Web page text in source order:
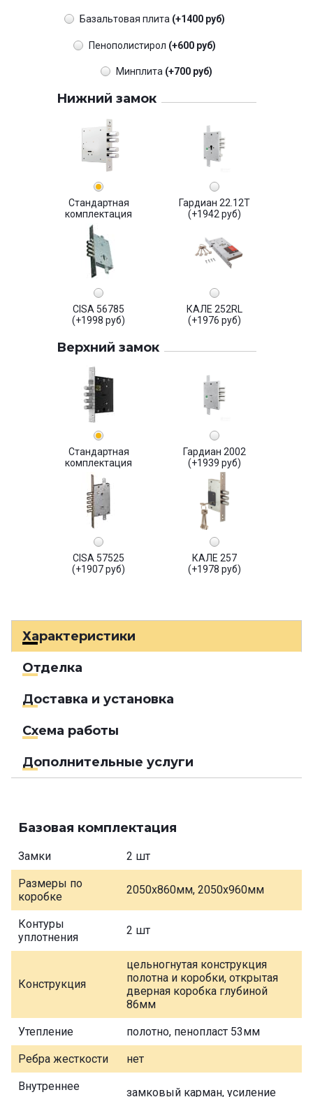
Базальтовая плита (+1400 руб)
Пенополистирол (+600 руб)
Минплита (+700 руб)
Нижний замок
Стандартная
комплектация
Гардиан 22.12Т
(+1942 руб)
CISA 56785
(+1998 руб)
КАЛЕ 252RL
(+1976 руб)
Верхний замок
Стандартная
комплектация
Гардиан 2002
(+1939 руб)
CISA 57525
(+1907 руб)
КАЛЕ 257
(+1978 руб)
Характеристики
Отделка
Доставка и установка
Схема работы
Дополнительные услуги
Базовая комплектация
Замки 2 шт
Размеры по
коробке
2050х860мм, 2050х960мм
Контуры
уплотнения
2 шт
Конструкция
цельногнутая конструкция
полотна и коробки, открытая
дверная коробка глубиной
86мм
Утепление полотно, пенопласт 53мм
Ребра жесткости нет
Внутреннее
замковый карман, усиление